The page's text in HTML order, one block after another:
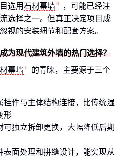
选用石材幕墙
，可能已经注
选择之一。但真正决定项目成
视的安装细节和配套方案。
为现代建筑外墙的热门选择？
幕墙
的青睐，主要源于三个
挂件与主体结构连接，比传统湿
形
可独立拆卸更换，大幅降低后期
表面处理和拼缝设计，能实现从